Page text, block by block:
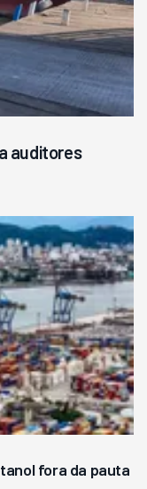
auditores
fora da pauta